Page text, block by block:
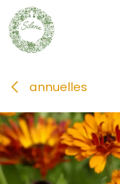
Se rendre au contenu
annuelles